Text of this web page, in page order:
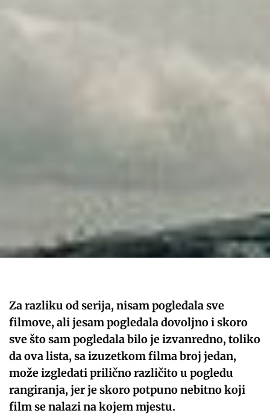
Za razliku od serija, nisam pogledala sve
filmove, ali jesam pogledala dovoljno i skoro
sve što sam pogledala bilo je izvanredno, toliko
da ova lista, sa izuzetkom filma broj jedan,
može izgledati prilično različito u pogledu
rangiranja, jer je skoro potpuno nebitno koji
film se nalazi na kojem mjestu.